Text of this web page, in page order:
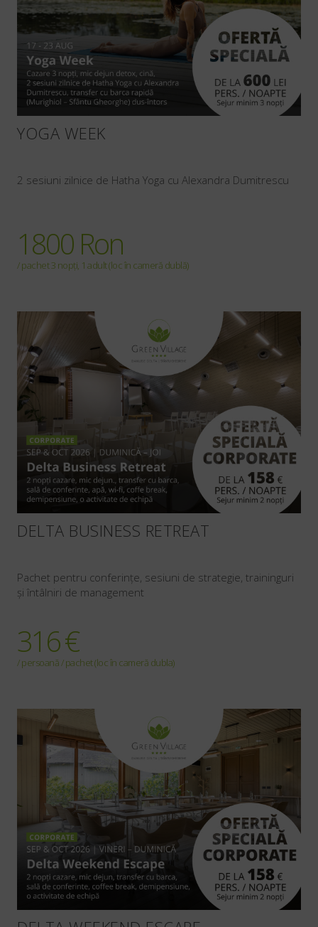
YOGA WEEK
2 sesiuni zilnice de Hatha Yoga cu Alexandra Dumitrescu
1800 Ron
/ pachet 3 nopți, 1 adult (loc în cameră dublă)
DELTA BUSINESS RETREAT
Pachet pentru conferințe, sesiuni de strategie, traininguri
și întâlniri de management
316 €
/ persoană / pachet (loc în cameră dubla)